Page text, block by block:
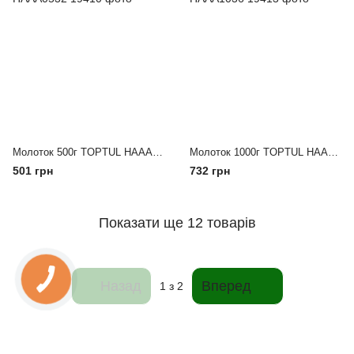
Молоток 500г TOPTUL HAAA0532
501 грн
Молоток 1000г TOPTUL HAAA1036
732 грн
Показати ще 12 товарів
1 з 2 Вперед